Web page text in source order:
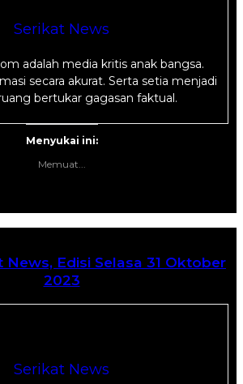
Serikat News
adalah media kritis anak bangsa.
secara akurat. Serta setia menjadi
bertukar gagasan faktual.
Menyukai ini:
Memuat...
News, Edisi Selasa 31 Oktober
2023
Serikat News